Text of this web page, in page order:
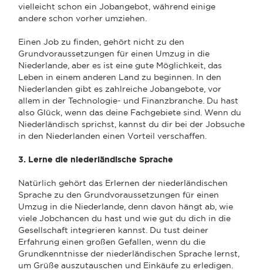
vielleicht schon ein Jobangebot, während einige
andere schon vorher umziehen.
Einen Job zu finden, gehört nicht zu den
Grundvoraussetzungen für einen Umzug in die
Niederlande, aber es ist eine gute Möglichkeit, das
Leben in einem anderen Land zu beginnen. In den
Niederlanden gibt es zahlreiche Jobangebote, vor
allem in der Technologie- und Finanzbranche. Du hast
also Glück, wenn das deine Fachgebiete sind. Wenn du
Niederländisch sprichst, kannst du dir bei der Jobsuche
in den Niederlanden einen Vorteil verschaffen.
3. Lerne die niederländische Sprache
Natürlich gehört das Erlernen der niederländischen
Sprache zu den Grundvoraussetzungen für einen
Umzug in die Niederlande, denn davon hängt ab, wie
viele Jobchancen du hast und wie gut du dich in die
Gesellschaft integrieren kannst. Du tust deiner
Erfahrung einen großen Gefallen, wenn du die
Grundkenntnisse der niederländischen Sprache lernst,
um Grüße auszutauschen und Einkäufe zu erledigen.